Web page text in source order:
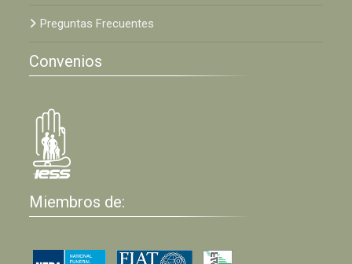
Preguntas Frecuentes
Convenios
Miembros de: